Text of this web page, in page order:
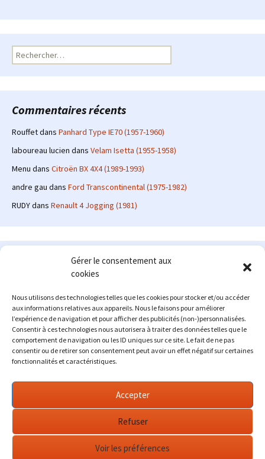
Gérer le consentement aux
cookies
Nous utilisons des technologies telles que les cookies pour stocker et/ou accéder
aux informations relatives aux appareils. Nous le faisons pour améliorer
l’expérience de navigation et pour afficher des publicités (non-)personnalisées.
Consentir à ces technologies nous autorisera à traiter des données telles que le
comportement de navigation ou les ID uniques sur ce site. Le fait de ne pas
consentir ou de retirer son consentement peut avoir un effet négatif sur certaines
fonctionnalités et caractéristiques.
Accepter
Refuser
Voir les préférences
Rechercher :
Commentaires récents
Rouffetdans Panhard Type IE70 (1957-1960)
laboureau lucien dans Velam Isetta (1955-1958)
Menu dans Citroën BX 4X4 (1989-1993)
andre gau dans Ford Transcontinental (1975-1982)
RUDYdans Renault 4 Jogging (1981)
Le site en quelques mots
: passionné d'automobile ancienne depuis de
nombreuses années, j'ai commencé à partager ma passion sur
internet à partir de 2009 au travers d'un blog qui a connu un relatif
succès. Fin 2013, je décide de prendre mon autonomie et me lancer
avec mon propre site : l'Automobile Ancienne.
Me contacter : alex(at)lautomobileancienne.com
Fièrement propulsé par WordPress